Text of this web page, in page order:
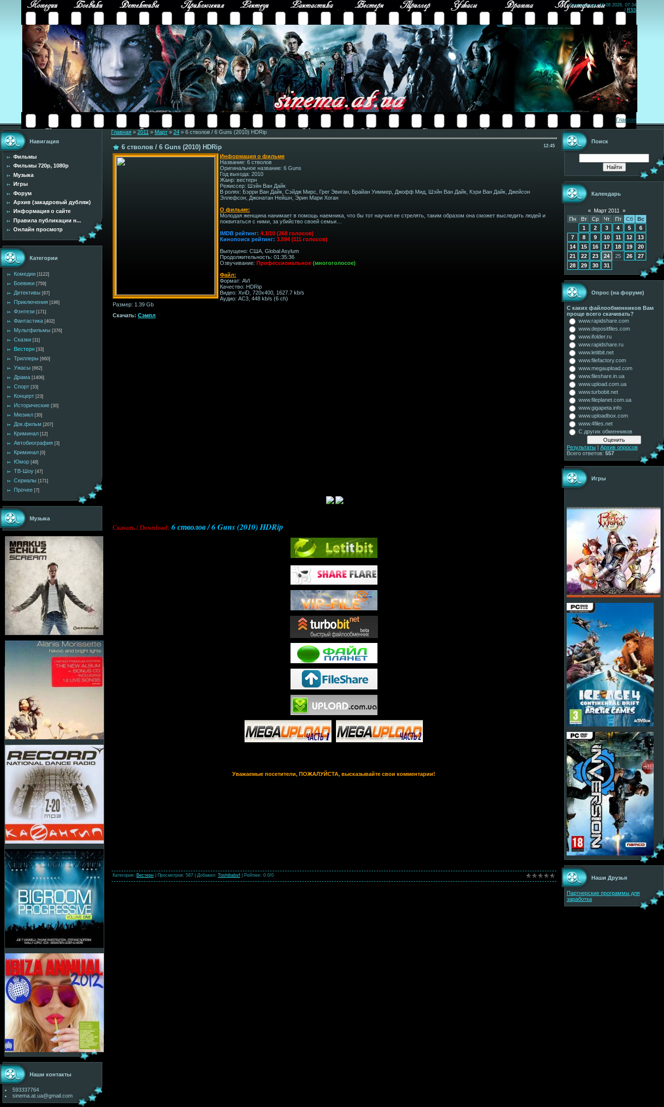
Понедельник, 10.08.2026, 07:34
RSS
Главная
Навигация
Фильмы
Фильмы 720p, 1080p
Музыка
Игры
Форум
Архив (закадровый дубляж)
Информация о сайте
Правила публикации н...
Онлайн просмотр
Категории
Комедии [1122]
Боевики [759]
Детективы [67]
Приключения [196]
Фэнтези [171]
Фантастика [402]
Мультфильмы [376]
Сказки [11]
Вестерн [33]
Триллеры [660]
Ужасы [662]
Драма [1406]
Спорт [33]
Концерт [23]
Исторические [30]
Мюзикл [30]
Док.фильм [207]
Криминал [12]
Автобиография [3]
Криминал [0]
Юмор [48]
ТВ-Шоу [47]
Сериалы [171]
Прочее [7]
Музыка
Наши контакты
593337764
sinema.at.ua@gmail.com
Главная » 2011 » Март » 24 » 6 стволов / 6 Guns (2010) HDRip
12:45
6 стволов / 6 Guns (2010) HDRip
Информация о фильме
Название: 6 стволов
Оригинальное название: 6 Guns
Год выхода: 2010
Жанр: вестерн
Режиссер: Шэйн Ван Дайк
В ролях: Бэрри Ван Дайк, Сэйдж Мирс, Грег Эвиган, Брайан Уиммер, Джофф Мид, Шэйн Ван Дайк, Кэри Ван Дайк, Джейсон
Эллефсон, Джонатан Нейшн, Эрин Мари Хоган
О фильме:
Молодая женщина нанимает в помощь наемника, что бы тот научил ее стрелять, таким образом она сможет выследить людей и
поквитаться с ними, за убийство своей семьи…
IMDB рейтинг: 4.1/10 (268 голосов)
Кинопоиск рейтинг: 3.594 (111 голосов)
Выпущено: США, Global Asylum
Продолжительность: 01:35:36
Озвучивание: Профессиональное (многоголосое)
Файл:
Формат: AVI
Качество: HDRip
Видео: XviD, 720x400, 1627.7 kb/s
Аудио: AC3, 448 kb/s (6 ch)
Размер: 1.39 Gb
Скачать: Сэмпл
Cкачать / Download: 6 стволов / 6 Guns (2010) HDRip
Уважаемые посетители, ПОЖАЛУЙСТА, высказывайте свои комментарии!
Категория: Вестерн Просмотров: 587 | Добавил: Toshibabsf Рейтинг: 0.0/0
Поиск
Календарь
« Март 2011
»
Пн
Вт Ср Чт Пт Сб
Вс
1
2 3 4 5
6
7
8 9 10 11 12
13
14
15 16 17 18 19
20
21
22 23 24 25 26
27
28
29 30 31
Опрос (на форуме)
С каких файлообменников Вам
проще всего скачивать?
www.rapidshare.com
www.depositfiles.com
www.ifolder.ru
www.rapidshare.ru
www.letitbit.net
www.filefactory.com
www.megaupload.com
www.fileshare.in.ua
www.upload.com.ua
www.turbobit.net
www.fileplanet.com.ua
www.gigapeta.info
www.uploadbox.com
www.4files.net
С других обменников
Результаты | Архив опросов
Всего ответов: 557
Игры
Наши Друзья
Партнерские программы для
заработка